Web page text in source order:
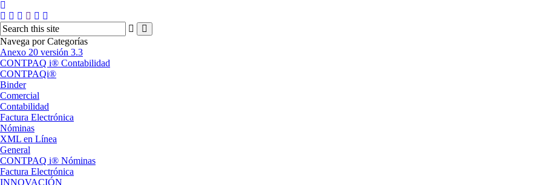
Navega por Categorías
Anexo 20 versión 3.3
CONTPAQ i® Contabilidad
CONTPAQi®
Binder
Comercial
Contabilidad
Factura Electrónica
Nóminas
XML en Línea
General
CONTPAQ i® Nóminas
Factura Electrónica
INNOVACIÓN